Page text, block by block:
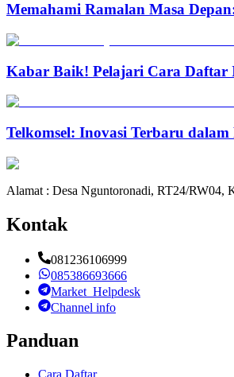
Memahami Ramalan Masa
Kabar Baik! Pelajari Cara Daftar
Telkomsel: Inovasi Terbaru dalam
Alamat : Desa Nguntoronadi, RT24/RW04,
Kontak
081236106999
085386693666
Market_Helpdesk
Channel info
Panduan